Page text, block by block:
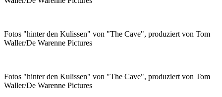
Fotos "hinter den Kulissen" von "The Cave", produziert von Tom
Waller/De Warenne Pictures
Fotos "hinter den Kulissen" von "The Cave", produziert von Tom
Waller/De Warenne Pictures